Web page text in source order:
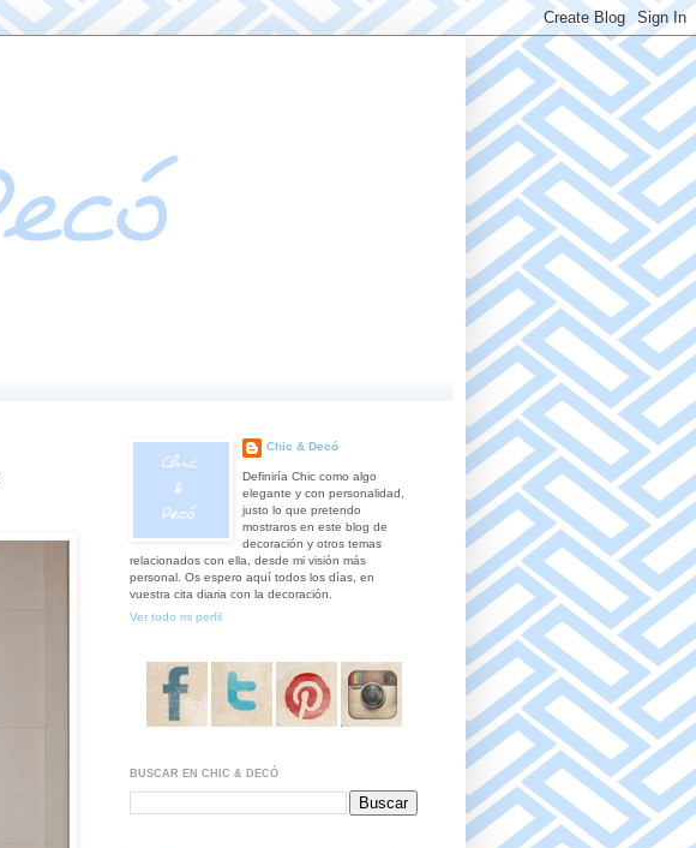
Chic & Decó
Definiría Chic como algo
elegante y con personalidad,
justo lo que pretendo
mostraros en este blog de
decoración y otros temas
relacionados con ella, desde mi visión más
personal. Os espero aquí todos los días, en
vuestra cita diaria con la decoración.
Ver todo mi perfil
BUSCAR EN CHIC & DECÓ